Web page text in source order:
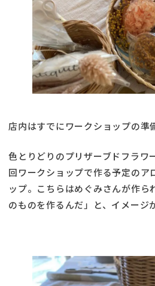
店内はすでにワークショップの準
色とりどりのプリザーブドフラワ
回ワークショップで作る予定のア
ップ。こちらはめぐみさんが作ら
のものを作るんだ」と、イメージ